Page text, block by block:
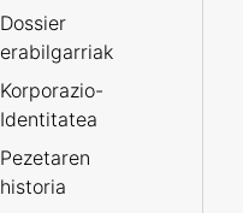
Dossier
erabilgarriak
Korporazio-
Identitatea
Pezetaren
historia